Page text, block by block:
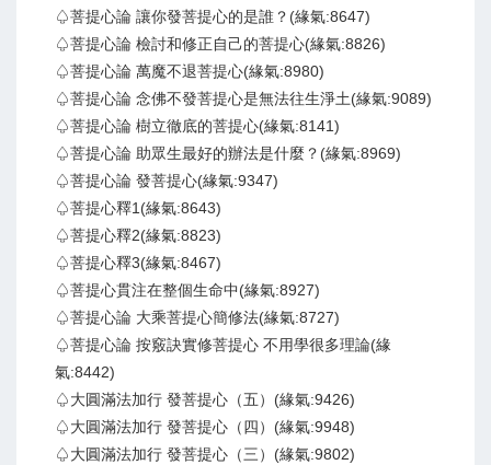
♤菩提心論 讓你發菩提心的是誰？(緣氣:8647)
♤菩提心論 檢討和修正自己的菩提心(緣氣:8826)
♤菩提心論 萬魔不退菩提心(緣氣:8980)
♤菩提心論 念佛不發菩提心是無法往生淨土(緣氣:9089)
♤菩提心論 樹立徹底的菩提心(緣氣:8141)
♤菩提心論 助眾生最好的辦法是什麼？(緣氣:8969)
♤菩提心論 發菩提心(緣氣:9347)
♤菩提心釋1(緣氣:8643)
♤菩提心釋2(緣氣:8823)
♤菩提心釋3(緣氣:8467)
♤菩提心貫注在整個生命中(緣氣:8927)
♤菩提心論 大乘菩提心簡修法(緣氣:8727)
♤菩提心論 按竅訣實修菩提心 不用學很多理論(緣
氣:8442)
♤大圓滿法加行 發菩提心（五）(緣氣:9426)
♤大圓滿法加行 發菩提心（四）(緣氣:9948)
♤大圓滿法加行 發菩提心（三）(緣氣:9802)